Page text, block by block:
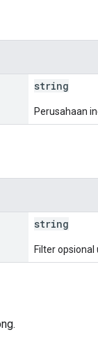
string
Perusahaan
string
Filter